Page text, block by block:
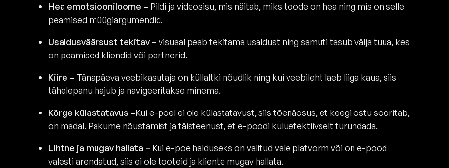
Hea emotsiooniloome – Pildi ja videosisu, mis näitab, miks toode on hea ning mis on selle
peamised müügiargumendid.
Usaldusväärsust tekitav – visuaal peab tekitama usaldust ning samuti tasub välja tuua, kes
on peamised kliendid või partnerid.
Kiire – Tänapäeva veebikasutaja on küllaltki nõudlik ning kui veebileht laeb liiga kaua, siis
tähelepanu hajub ja navigeeritakse minema.
Kõrge külastatavus –Kui e-poel ei ole külastatavust, siis tõenäosus, et keegi ostu sooritab,
on madal. Pakume nõustamist ja täisteenust, et e-poodi kuluefektiivselt turundada.
Lihtne ja mugav hallata – Kui e-poe halduseks on valitud vale platvorm või on e-pood
valesti arendatud, siis ei ole tooteid ja kliente mugav hallata.